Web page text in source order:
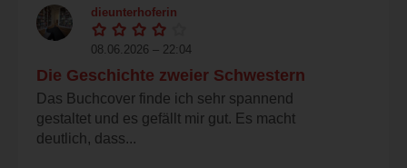
dieunterhoferin
08.06.2026 – 22:04
Die Geschichte zweier Schwestern
Das Buchcover finde ich sehr spannend
gestaltet und es gefällt mir gut. Es macht
deutlich, dass...